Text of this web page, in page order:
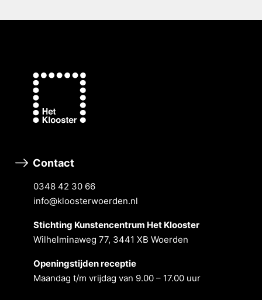
Contact
0348 42 30 66
info@kloosterwoerden.nl
Stichting Kunstencentrum Het Klooster
Wilhelminaweg 77, 3441 XB Woerden
Openingstĳden receptie
Maandag t/m vrĳdag van 9.00 – 17.00 uur